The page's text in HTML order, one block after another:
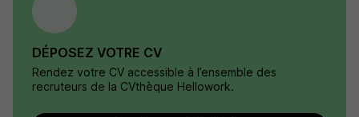
DÉPOSEZ VOTRE CV
Rendez votre CV accessible à l’ensemble des
recruteurs de la CVthèque Hellowork.